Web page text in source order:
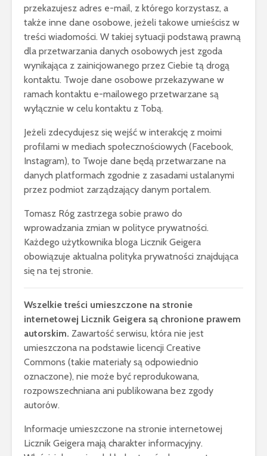
przekazujesz adres e-mail, z którego korzystasz, a
także inne dane osobowe, jeżeli takowe umieścisz w
treści wiadomości. W takiej sytuacji podstawą prawną
dla przetwarzania danych osobowych jest zgoda
wynikająca z zainicjowanego przez Ciebie tą drogą
kontaktu. Twoje dane osobowe przekazywane w
ramach kontaktu e-mailowego przetwarzane są
wyłącznie w celu kontaktu z Tobą.
Jeżeli zdecydujesz się wejść w interakcję z moimi
profilami w mediach społecznościowych (Facebook,
Instagram), to Twoje dane będą przetwarzane na
danych platformach zgodnie z zasadami ustalanymi
przez podmiot zarządzający danym portalem.
Tomasz Róg zastrzega sobie prawo do
wprowadzania zmian w polityce prywatności.
Każdego użytkownika bloga Licznik Geigera
obowiązuje aktualna polityka prywatności znajdująca
się na tej stronie.
Wszelkie treści umieszczone na stronie
internetowej Licznik Geigera są chronione prawem
autorskim. Zawartość serwisu, która nie jest
umieszczona na podstawie licencji Creative
Commons (takie materiały są odpowiednio
oznaczone), nie może być reprodukowana,
rozpowszechniana ani publikowana bez zgody
autorów.
Informacje umieszczone na stronie internetowej
Licznik Geigera mają charakter informacyjny.